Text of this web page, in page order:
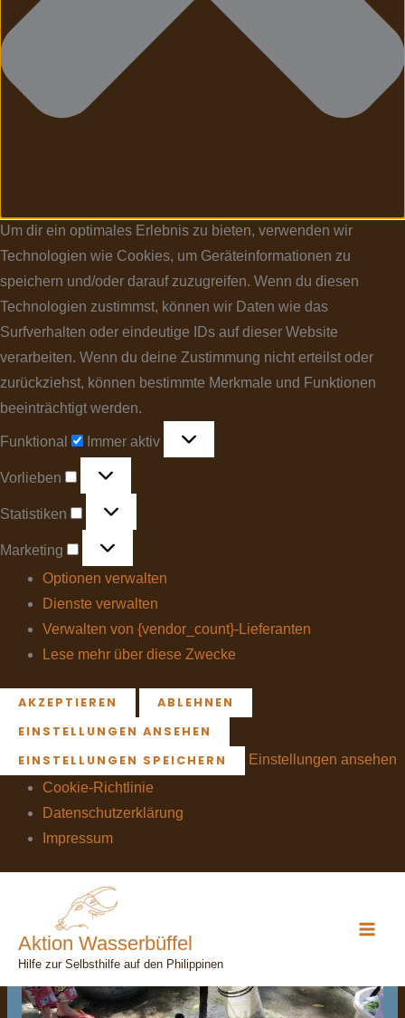
Um dir ein optimales Erlebnis zu bieten, verwenden wir
Technologien wie Cookies, um Geräteinformationen zu
speichern und/oder darauf zuzugreifen. Wenn du diesen
Technologien zustimmst, können wir Daten wie das
Surfverhalten oder eindeutige IDs auf dieser Website
verarbeiten. Wenn du deine Zustimmung nicht erteilst oder
zurückziehst, können bestimmte Merkmale und Funktionen
beeinträchtigt werden.
Funktional Immer aktiv
Vorlieben
Statistiken
Marketing
Optionen verwalten
Dienste verwalten
Verwalten von {vendor_count}-Lieferanten
Lese mehr über diese Zwecke
AKZEPTIEREN
ABLEHNEN
EINSTELLUNGEN ANSEHEN
EINSTELLUNGEN SPEICHERN
Einstellungen ansehen
Cookie-Richtlinie
Datenschutzerklärung
Impressum
Aktion Wasserbüffel
Hilfe zur Selbsthilfe auf den Philippinen